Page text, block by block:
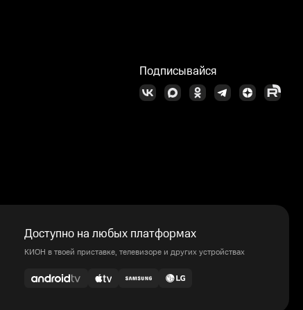
Подписывайся
Доступно на любых платформах
КИОН в твоей приставке, телевизоре и других устройствах